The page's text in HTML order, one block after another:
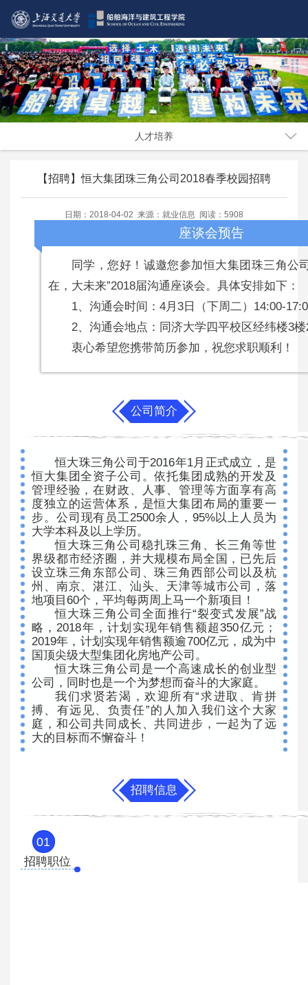
人才培养
【招聘】恒大集团珠三角公司2018春季校园招聘
日期：2018-04-02 来源：就业信息 阅读：5908
座谈会预告
同学，您好！诚邀您参加恒大集团珠三角公
在，大未来”2018届沟通座谈会。具体安排如下：
1、沟通会时间：4月3日（下周二）14:00-
2、沟通会地点：同济大学四平校区经纬楼3
衷心希望您携带简历参加，祝您求职顺利！
公司简介
恒大珠三角公司于2016年1月正式成立，是
恒大集团全资子公司。依托集团成熟的开发及
管理经验，在财政、人事、管理等方面享有高
度独立的运营体系，是恒大集团布局的重要一
步。公司现有员工2500余人，95%以上人员为
大学本科及以上学历。
恒大珠三角公司稳扎珠三角、长三角等世
界级都市经济圈，并大规模布局全国，已先后
设立珠三角东部公司、珠三角西部公司以及杭
州、南京、湛江、汕头、天津等城市公司，落
地项目60个，平均每两周上马一个新项目！
恒大珠三角公司全面推行“裂变式发展”战
略，2018年，计划实现年销售额超350亿元；
2019年，计划实现年销售额逾700亿元，成为中
国顶尖级大型集团化房地产公司。
恒大珠三角公司是一个高速成长的创业型
公司，同时也是一个为梦想而奋斗的大家庭。
我们求贤若渴，欢迎所有“求进取、肯拼
搏、有远见、负责任”的人加入我们这个大家
庭，和公司共同成长、共同进步，一起为了远
大的目标而不懈奋斗！
招聘信息
01
招聘职位